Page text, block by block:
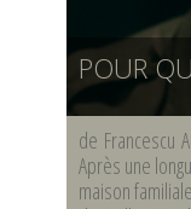
POUR
de Francescu
Après une
maison